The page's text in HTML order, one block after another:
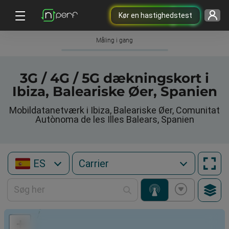
Kør en hastighedstest
Måling i gang
3G / 4G / 5G dækningskort i
Ibiza, Baleariske Øer, Spanien
Mobildatanetværk i Ibiza, Baleariske Øer, Comunitat
Autònoma de les Illes Balears, Spanien
ES